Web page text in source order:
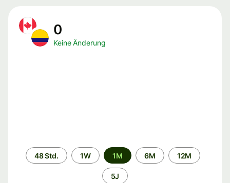
0
Keine Änderung
Zeitraum
48 Std. 1W 1M 6M 12M
5J